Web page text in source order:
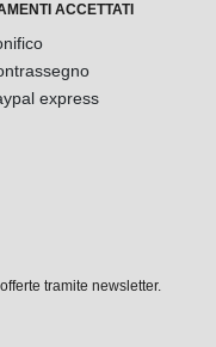
ACCETTATI
express
tramite newsletter.